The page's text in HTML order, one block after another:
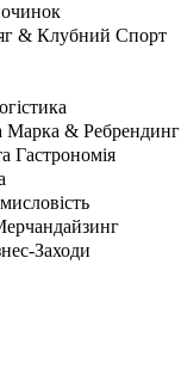
& Клубний Спорт
Марка & Ребрендинг
Гастрономія
Заходи